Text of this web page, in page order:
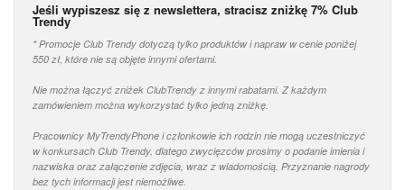
Jeśli wypiszesz się z newslettera, stracisz zniżkę 7% Club
Trendy
* Promocje Club Trendy dotyczą tylko produktów i napraw w cenie poniżej
550 zł, które nie są objęte innymi ofertami.
Nie można łączyć zniżek ClubTrendy z innymi rabatami. Z każdym
zamówieniem można wykorzystać tylko jedną zniżkę.
Pracownicy MyTrendyPhone i członkowie ich rodzin nie mogą uczestniczyć
w konkursach Club Trendy, dlatego zwycięzców prosimy o podanie imienia i
nazwiska oraz załączenie zdjęcia, wraz z wiadomością. Przyznanie nagrody
bez tych informacji jest niemożliwe.